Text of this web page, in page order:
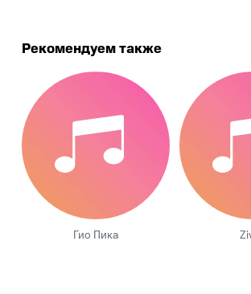
Рекомендуем также
Гио Пика